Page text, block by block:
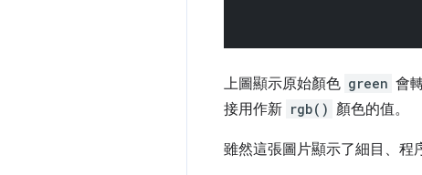
上圖顯示原始顏色 green 會
接用作新 rgb() 顏色的值。
雖然這張圖片顯示了細目、程